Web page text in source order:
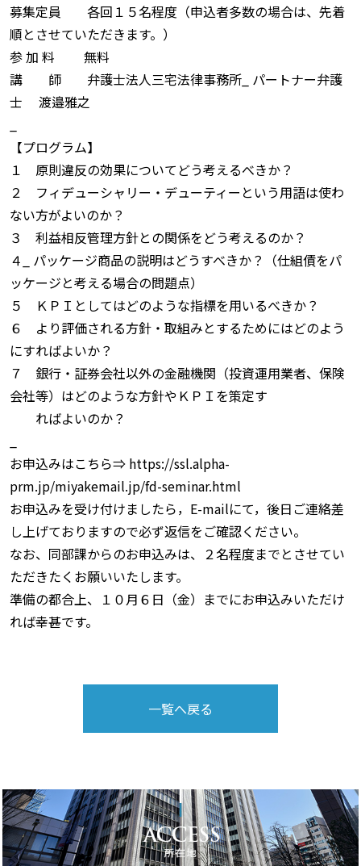
募集定員 各回１５名程度（申込者多数の場合は、先着
順とさせていただきます。）
参 加 料 無料
講 師 弁護士法人三宅法律事務所_ パートナー弁護
士 渡邉雅之
【プログラム】
１ 原則違反の効果についてどう考えるべきか？
２ フィデューシャリー・デューティーという用語は使わ
ない方がよいのか？
３ 利益相反管理方針との関係をどう考えるのか？
４_ パッケージ商品の説明はどうすべきか？（仕組債をパ
ッケージと考える場合の問題点）
５ ＫＰＩとしてはどのような指標を用いるべきか？
６ より評価される方針・取組みとするためにはどのよう
にすればよいか？
７ 銀行・証券会社以外の金融機関（投資運用業者、保険
会社等）はどのような方針やＫＰＩを策定す
ればよいのか？
お申込みはこちら⇒ https://ssl.alpha-
prm.jp/miyakemail.jp/fd-seminar.html
お申込みを受け付けましたら，E-mailにて，後日ご連絡差
し上げておりますので必ず返信をご確認ください。
なお、同部課からのお申込みは、２名程度までとさせてい
ただきたくお願いいたします。
準備の都合上、１０月６日（金）までにお申込みいただけ
れば幸甚です。
一覧へ戻る